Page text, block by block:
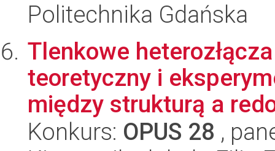
Politechnika Gdańska
Tlenkowe
teoretyczny i
między strukturą a
Konkurs: OPUS 28 ,